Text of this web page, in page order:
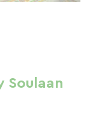
Soulaan